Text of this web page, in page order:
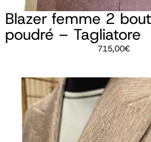
Blazer femme 2
poudré – Tagliatore
715,00€